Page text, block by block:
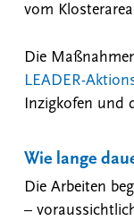
vom
Die
LEADER-
Inzigkofen und
Wie lange
Die Arbeiten
–